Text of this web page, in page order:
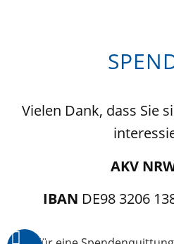
Vielen Dank, dass Sie
AKV
IBAN DE98 3206